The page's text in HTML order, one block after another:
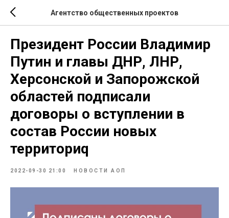
Агентство общественных проектов
Президент России Владимир
Путин и главы ДНР, ЛНР,
Херсонской и Запорожской
областей подписали
договоры о вступлении в
состав России новых
территориq
2022-09-30 21:00 НОВОСТИ АОП